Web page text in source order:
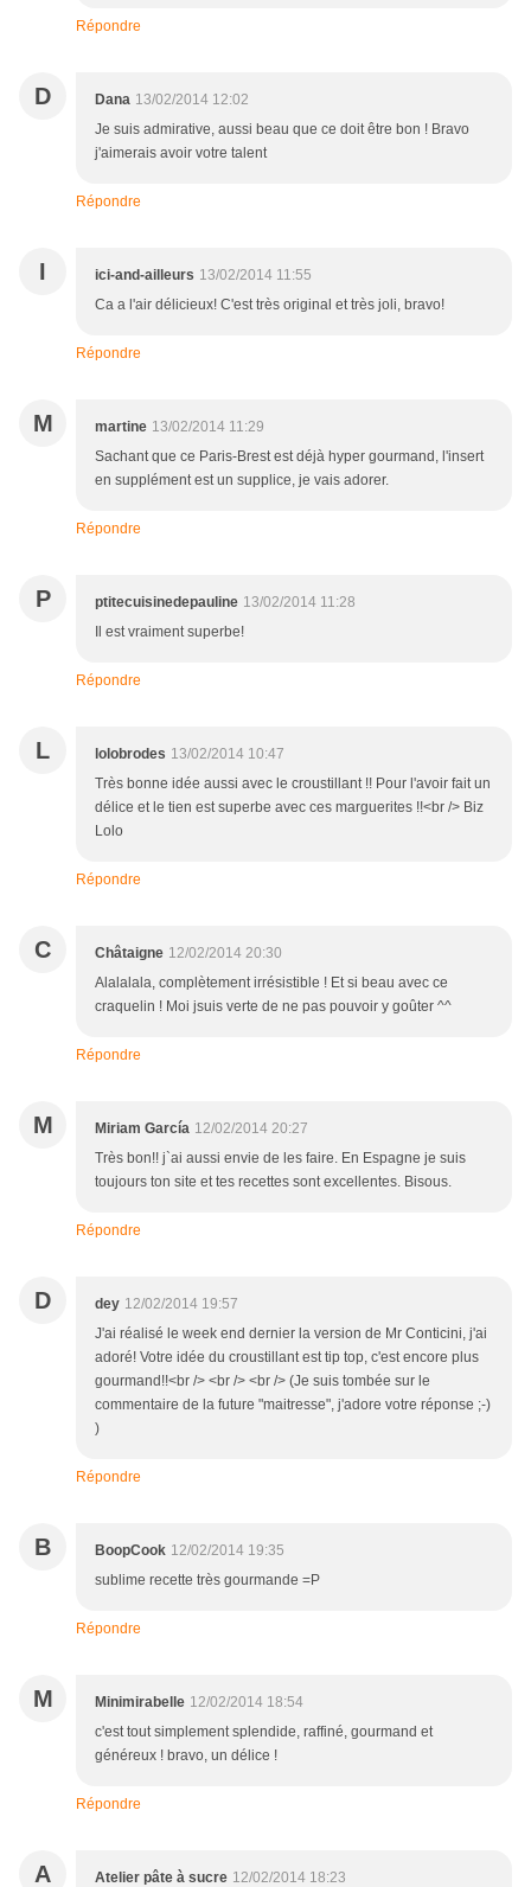
Répondre
D Dana 13/02/2014 12:02
Je suis admirative, aussi beau que ce doit être bon ! Bravo
j'aimerais avoir votre talent
Répondre
I ici-and-ailleurs 13/02/2014 11:55
Ca a l'air délicieux! C'est très original et très joli, bravo!
Répondre
M martine 13/02/2014 11:29
Sachant que ce Paris-Brest est déjà hyper gourmand, l'insert
en supplément est un supplice, je vais adorer.
Répondre
P ptitecuisinedepauline 13/02/2014 11:28
Il est vraiment superbe!
Répondre
L lolobrodes 13/02/2014 10:47
Très bonne idée aussi avec le croustillant !! Pour l'avoir fait un
délice et le tien est superbe avec ces marguerites !!<br /> Biz
Lolo
Répondre
C Châtaigne 12/02/2014 20:30
Alalalala, complètement irrésistible ! Et si beau avec ce
craquelin ! Moi jsuis verte de ne pas pouvoir y goûter ^^
Répondre
M Miriam García 12/02/2014 20:27
Très bon!! j`ai aussi envie de les faire. En Espagne je suis
toujours ton site et tes recettes sont excellentes. Bisous.
Répondre
D dey 12/02/2014 19:57
J'ai réalisé le week end dernier la version de Mr Conticini, j'ai
adoré! Votre idée du croustillant est tip top, c'est encore plus
gourmand!!<br /> <br /> <br /> (Je suis tombée sur le
commentaire de la future "maitresse", j'adore votre réponse ;-)
)
Répondre
B BoopCook 12/02/2014 19:35
sublime recette très gourmande =P
Répondre
M Minimirabelle 12/02/2014 18:54
c'est tout simplement splendide, raffiné, gourmand et
généreux ! bravo, un délice !
Répondre
A Atelier pâte à sucre 12/02/2014 18:23